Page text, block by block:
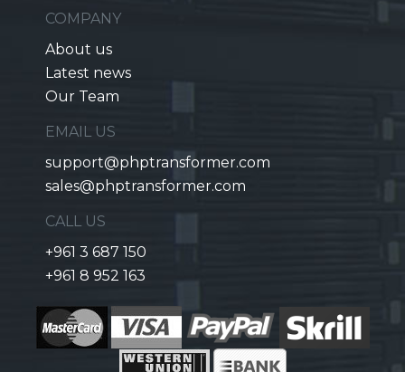
COMPANY
About us
Latest news
Our Team
EMAIL US
support@phptransformer.com
sales@phptransformer.com
CALL US
+961 3 687 150
+961 8 952 163